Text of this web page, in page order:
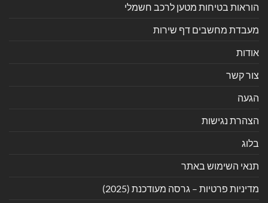
הוראות בטיחות מטען לרכב חשמלי
מעבדת מחשבים דף שירות
אודות
צור קשר
הגעה
הצהרת נגישות
בלוג
תנאי השימוש באתר
מדיניות פרטיות – גרסה מעודכנת (2025)